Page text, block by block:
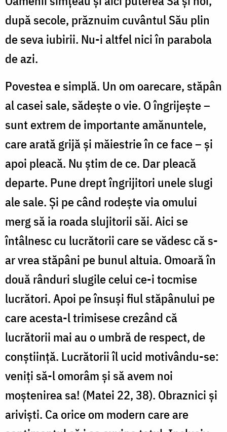
după secole, prăznuim cuvântul Său plin
de seva iubirii. Nu-i altfel nici în parabola
de azi.
Povestea e simplă. Un om oarecare, stăpân
al casei sale, sădește o vie. O îngrijește –
sunt extrem de importante amănuntele,
care arată grijă și măiestrie în ce face – și
apoi pleacă. Nu știm de ce. Dar pleacă
departe. Pune drept îngrijitori unele slugi
ale sale. Și pe când rodește via omului
merg să ia roada slujitorii săi. Aici se
întâlnesc cu lucrătorii care se vădesc că s-
ar vrea stăpâni pe bunul altuia. Omoară în
două rânduri slugile celui ce-i tocmise
lucrători. Apoi pe însuși fiul stăpânului pe
care acesta-l trimisese crezând că
lucrătorii mai au o umbră de respect, de
conștiință. Lucrătorii îl ucid motivându-se:
veniți să-l omorâm și să avem noi
moștenirea sa! (Matei 22, 38). Obraznici și
ariviști. Ca orice om modern care are